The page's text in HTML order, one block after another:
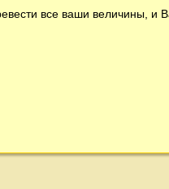
все ваши величины, и